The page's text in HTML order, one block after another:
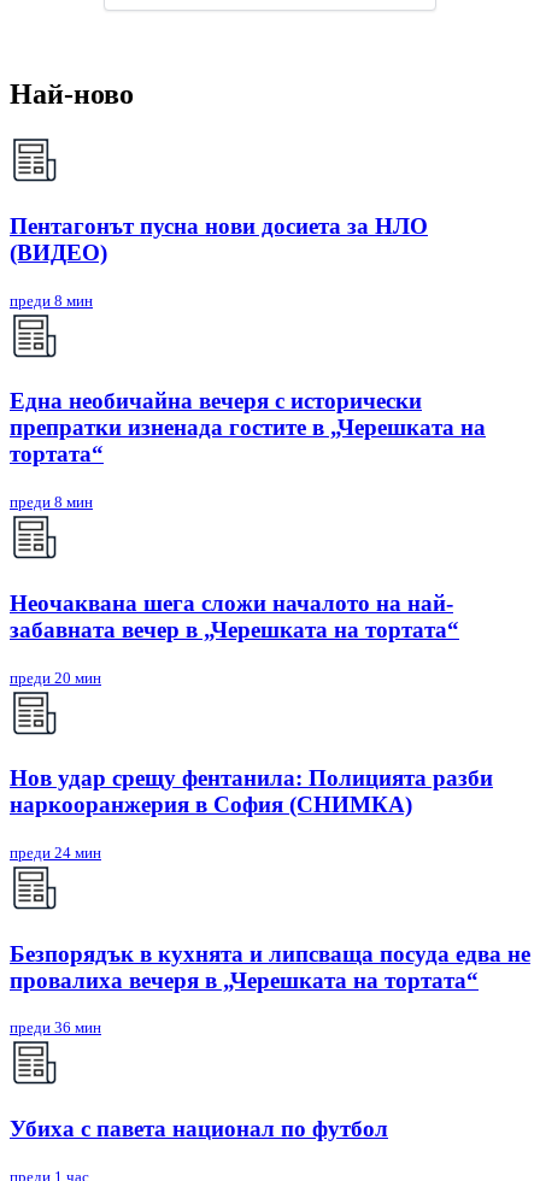
Най-ново
Пентагонът пусна нови досиета за НЛО
(ВИДЕО)
преди 8 мин
Една необичайна вечеря с исторически
препратки изненада гостите в „Черешката на
тортата“
преди 8 мин
Неочаквана шега сложи началото на най-
забавната вечер в „Черешката на тортата“
преди 20 мин
Нов удар срещу фентанила: Полицията разби
наркооранжерия в София (СНИМКА)
преди 24 мин
Безпорядък в кухнята и липсваща посуда едва не
провалиха вечеря в „Черешката на тортата“
преди 36 мин
Убиха с павета национал по футбол
преди 1 час